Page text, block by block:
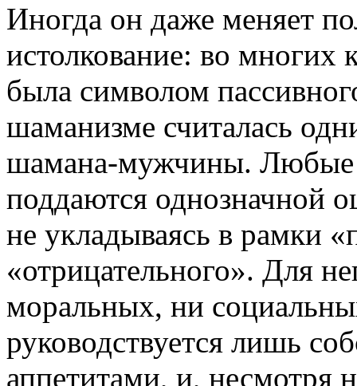
Иногда он даже меняет
истолкование: во многих
была символом
шаманизме считалась
шамана-мужчины. Любые
поддаются однозначной
не укладываясь в рамки
«отрицательного». Для
моральных, ни
руководствуется лишь
аппетитами, и, несмотря